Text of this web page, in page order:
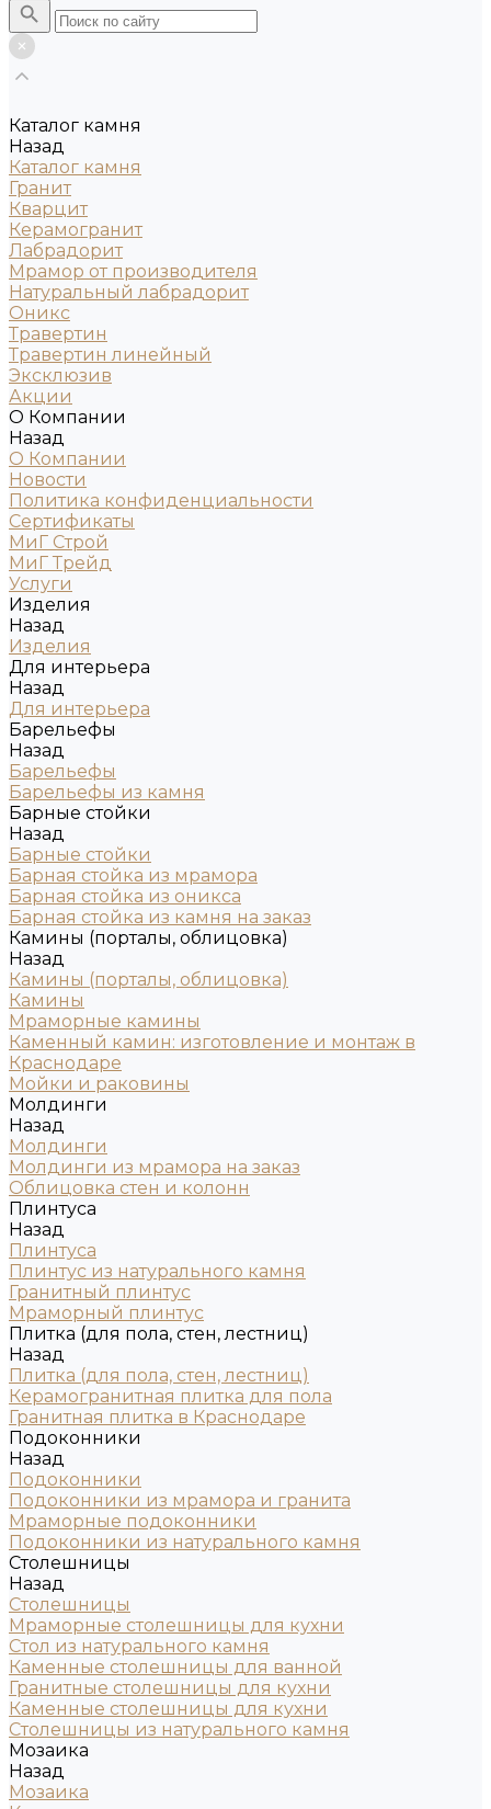
Каталог камня
Назад
Каталог камня
Гранит
Кварцит
Керамогранит
Лабрадорит
Мрамор от производителя
Натуральный лабрадорит
Оникс
Травертин
Травертин линейный
Эксклюзив
Акции
О Компании
Назад
О Компании
Новости
Политика конфиденциальности
Сертификаты
МиГ Строй
МиГ Трейд
Услуги
Изделия
Назад
Изделия
Для интерьера
Назад
Для интерьера
Барельефы
Назад
Барельефы
Барельефы из камня
Барные стойки
Назад
Барные стойки
Барная стойка из мрамора
Барная стойка из оникса
Барная стойка из камня на заказ
Камины (порталы, облицовка)
Назад
Камины (порталы, облицовка)
Камины
Мраморные камины
Каменный камин: изготовление и монтаж в
Краснодаре
Мойки и раковины
Молдинги
Назад
Молдинги
Молдинги из мрамора на заказ
Облицовка стен и колонн
Плинтуса
Назад
Плинтуса
Плинтус из натурального камня
Гранитный плинтус
Мраморный плинтус
Плитка (для пола, стен, лестниц)
Назад
Плитка (для пола, стен, лестниц)
Керамогранитная плитка для пола
Гранитная плитка в Краснодаре
Подоконники
Назад
Подоконники
Подоконники из мрамора и гранита
Мраморные подоконники
Подоконники из натурального камня
Столешницы
Назад
Столешницы
Мраморные столешницы для кухни
Стол из натурального камня
Каменные столешницы для ванной
Гранитные столешницы для кухни
Каменные столешницы для кухни
Столешницы из натурального камня
Мозаика
Назад
Мозаика